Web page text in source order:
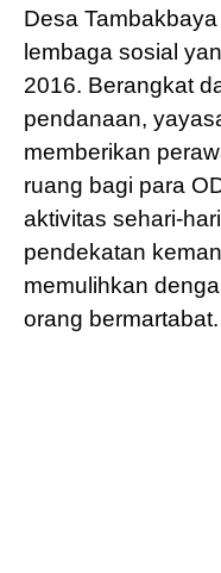
Desa
lembaga sosial
2016. Berangkat
pendanaan,
memberikan
ruang bagi para
aktivitas sehari-
pendekatan
memulihkan
orang bermartabat.